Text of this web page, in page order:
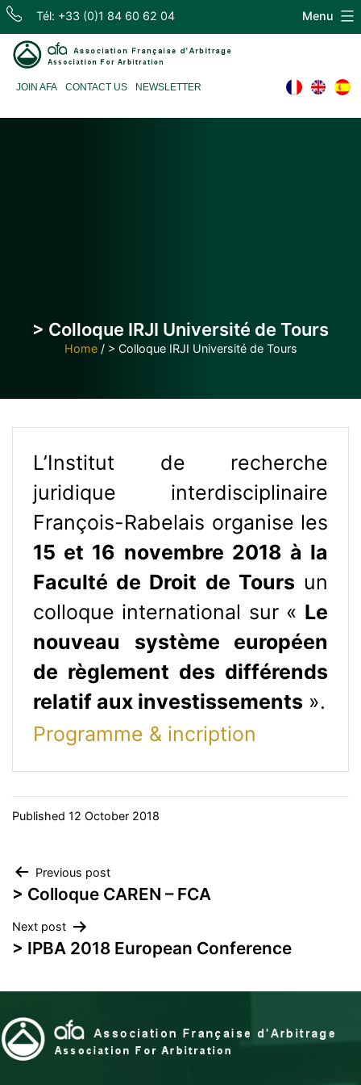
Skip
content
Tél: +33 (0)1 84 60 62 04
d'Arbitrage
JOIN AFA CONTACT US NEWSLETTER
Menu
> Colloque IRJI Université de Tours
Home/ > Colloque IRJI Université de Tours
L’Institut de recherche
juridique interdisciplinaire
François-Rabelais organise les
15 et 16 novembre 2018 à la
Faculté de Droit de Toursun
colloque international sur « Le
nouveau système européen
de règlement des différends
relatif aux investissements ».
Programme & incription
Published 12 October 2018
Post
navigation
Previous post
> Colloque CAREN – FCA
Next post
> IPBA 2018 European Conference